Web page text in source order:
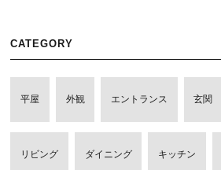
CATEGORY
平屋 外観 エントランス 玄関
リビング ダイニング キッチン